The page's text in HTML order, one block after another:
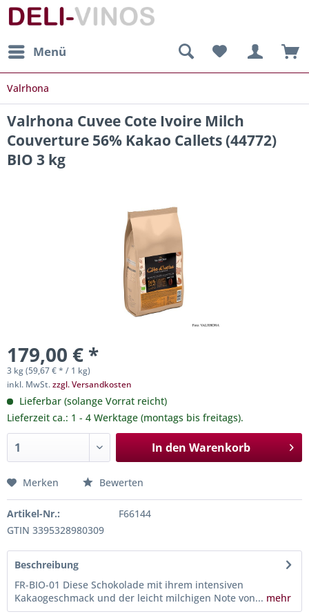
Menü
Valrhona
Valrhona Cuvee Cote Ivoire Milch
Couverture 56% Kakao Callets (44772)
BIO 3 kg
179,00 € *
3 kg (59,67 € * / 1 kg)
inkl. MwSt.zzgl. Versandkosten
Lieferbar (solange Vorrat reicht)
Lieferzeit ca.: 1 - 4 Werktage (montags bis freitags).
In den Warenkorb
Merken Bewerten
Artikel-Nr.:
F66144
GTIN 3395328980309
Beschreibung
FR-BIO-01 Diese Schokolade mit ihrem intensiven
Kakaogeschmack und der leicht milchigen Note von... mehr